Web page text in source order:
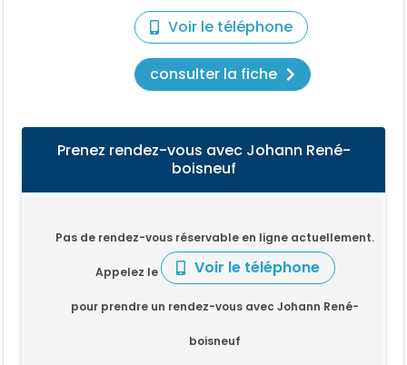
Voir le téléphone
consulter la fiche
Prenez rendez-vous avec Johann René-
boisneuf
Pas de rendez-vous réservable en ligne actuellement.
Appelez le Voir le téléphone
pour prendre un rendez-vous avec Johann René-
boisneuf